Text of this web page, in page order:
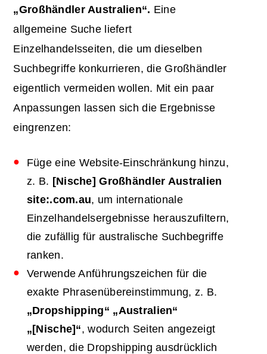
„Großhändler Australien“. Eine
allgemeine Suche liefert
Einzelhandelsseiten, die um dieselben
Suchbegriffe konkurrieren, die Großhändler
eigentlich vermeiden wollen. Mit ein paar
Anpassungen lassen sich die Ergebnisse
eingrenzen:
Füge eine Website-Einschränkung hinzu,
z. B. [Nische] Großhändler Australien
site:.com.au, um internationale
Einzelhandelsergebnisse herauszufiltern,
die zufällig für australische Suchbegriffe
ranken.
Verwende Anführungszeichen für die
exakte Phrasenübereinstimmung, z. B.
„Dropshipping“ „Australien“
„[Nische]“, wodurch Seiten angezeigt
werden, die Dropshipping ausdrücklich